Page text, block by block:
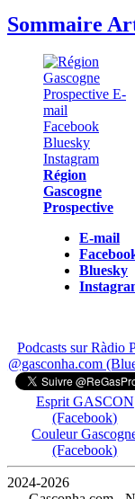
Sommaire
Région
Gascogne
Prospective
E-mail
Bluesky
Podcasts sur Ràdio
@gasconha.com
Esprit GASCON
(Facebook)
Couleur
(Facebook)
2024-2026